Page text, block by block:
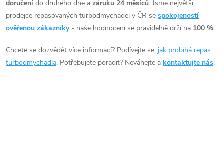
a
c
í
p
k
doručení do druhého dne a záruku 24 měsíců. Jsme největší
prodejce repasovaných turbodmychadel v ČR se spokojeností
ověřenou zákazníky - naše hodnocení se pravidelně drží na 100 %.
Chcete se dozvědět více informací? Podívejte se, jak probíhá repas
turbodmychadla. Potřebujete poradit? Neváhejte a kontaktujte nás.